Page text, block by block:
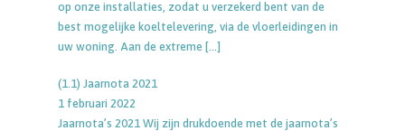
op onze installaties, zodat u verzekerd bent van de
best mogelijke koeltelevering, via de vloerleidingen in
uw woning. Aan de extreme […]
(1.1) Jaarnota 2021
1 februari 2022
Jaarnota’s 2021 Wij zijn drukdoende met de jaarnota’s